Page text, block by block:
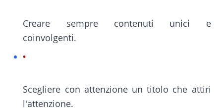
Creare sempre contenuti unici e
coinvolgenti.
Scegliere con attenzione un titolo che attiri
l'attenzione.